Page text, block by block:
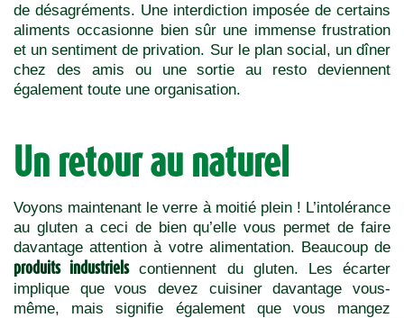
de désagréments. Une interdiction imposée de certains
aliments occasionne bien sûr une immense frustration
et un sentiment de privation. Sur le plan social, un dîner
chez des amis ou une sortie au resto deviennent
également toute une organisation.
Un retour au naturel
Voyons maintenant le verre à moitié plein ! L’intolérance
au gluten a ceci de bien qu’elle vous permet de faire
davantage attention à votre alimentation. Beaucoup de
produits industrielscontiennent du gluten. Les écarter
implique que vous devez cuisiner davantage vous-
même, mais signifie également que vous mangez